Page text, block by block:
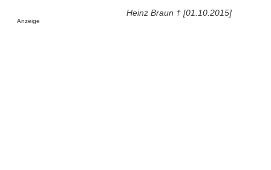
Heinz Braun † [01.10.2015]
Anzeige